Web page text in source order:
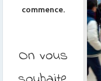
commence.
On vous